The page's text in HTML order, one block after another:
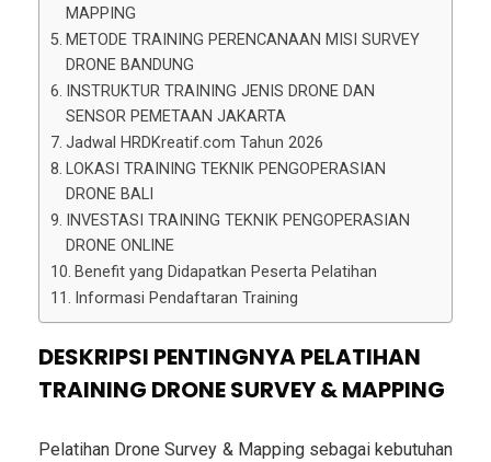
MAPPING
METODE TRAINING PERENCANAAN MISI SURVEY
DRONE BANDUNG
INSTRUKTUR TRAINING JENIS DRONE DAN
SENSOR PEMETAAN JAKARTA
Jadwal HRDKreatif.com Tahun 2026
LOKASI TRAINING TEKNIK PENGOPERASIAN
DRONE BALI
INVESTASI TRAINING TEKNIK PENGOPERASIAN
DRONE ONLINE
Benefit yang Didapatkan Peserta Pelatihan
Informasi Pendaftaran Training
DESKRIPSI PENTINGNYA PELATIHAN
TRAINING DRONE SURVEY & MAPPING
Pelatihan Drone Survey & Mapping sebagai kebutuhan